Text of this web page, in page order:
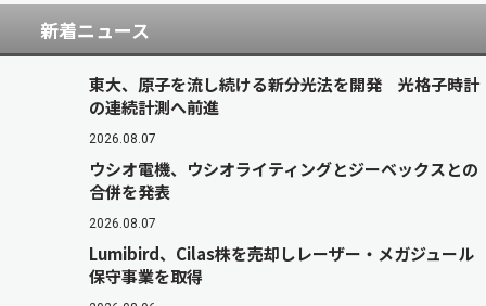
新着ニュース
東大、原子を流し続ける新分光法を開発 光格子時計
の連続計測へ前進
2026.08.07
ウシオ電機、ウシオライティングとジーベックスとの
合併を発表
2026.08.07
Lumibird、Cilas株を売却しレーザー・メガジュール
保守事業を取得